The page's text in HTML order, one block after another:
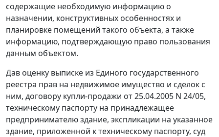
содержащие необходимую информацию о
назначении, конструктивных особенностях и
планировке помещений такого объекта, а также
информацию, подтверждающую право пользования
данным объектом.
Дав оценку выписке из Единого государственного
реестра прав на недвижимое имущество и сделок с
ним, договору купли-продажи от 25.04.2005 N 24/05,
техническому паспорту на принадлежащее
предпринимателю здание, экспликации на указанное
здание, приложенной к техническому паспорту, суд